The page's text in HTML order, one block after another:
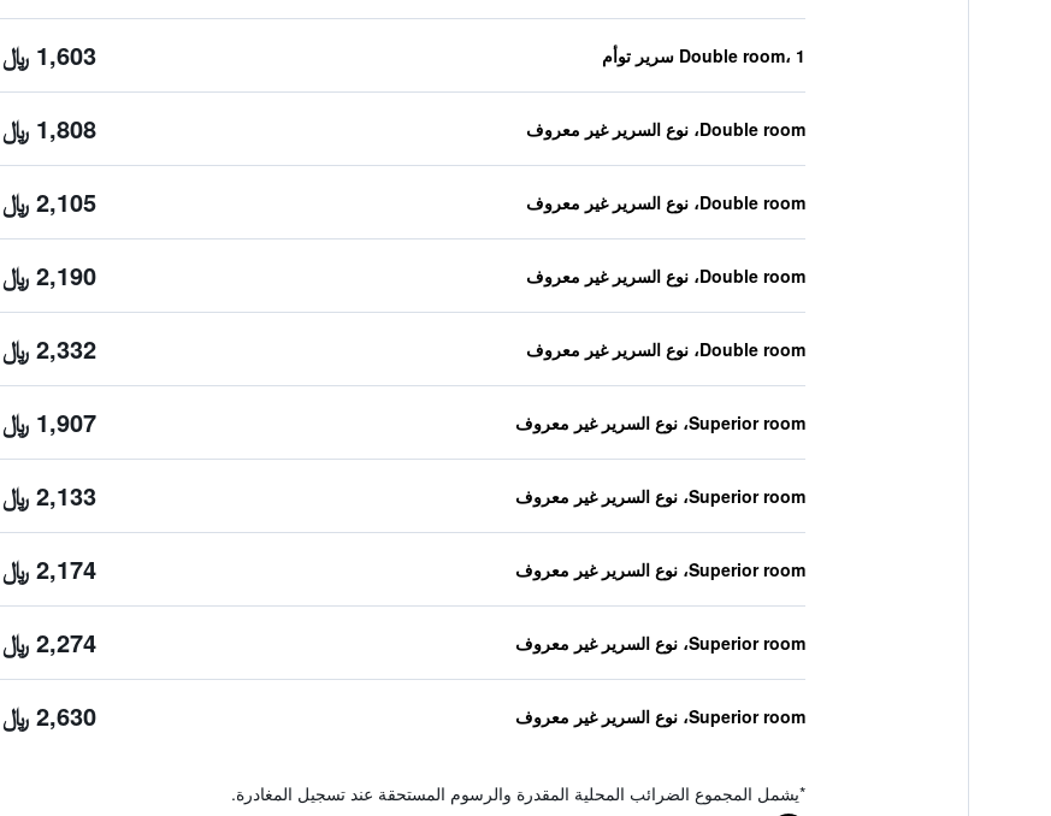
Double room، 1 سرير توأم 1,603 ﷼
Double room، نوع السرير غير معروف 1,808 ﷼
Double room، نوع السرير غير معروف 2,105 ﷼
Double room، نوع السرير غير معروف 2,190 ﷼
Double room، نوع السرير غير معروف 2,332 ﷼
Superior room، نوع السرير غير معروف 1,907 ﷼
Superior room، نوع السرير غير معروف 2,133 ﷼
Superior room، نوع السرير غير معروف 2,174 ﷼
Superior room، نوع السرير غير معروف 2,274 ﷼
Superior room، نوع السرير غير معروف 2,630 ﷼
*يشمل المجموع الضرائب المحلية المقدرة والرسوم المستحقة عند تسجيل المغادرة.